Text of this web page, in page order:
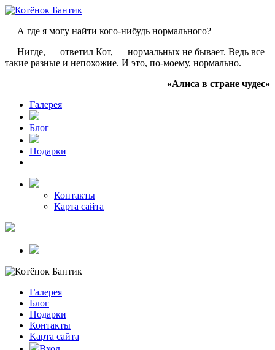
— А где я могу найти кого-нибудь нормального?
— Нигде, — ответил Кот, — нормальных не бывает. Ведь все
такие разные и непохожие. И это, по-моему, нормально.
«Алиса в стране чудес»
Галерея
Блог
Подарки
Контакты
Карта сайта
Галерея
Блог
Подарки
Контакты
Карта сайта